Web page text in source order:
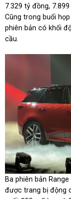
7.329 tỷ đồng,
Cũng trong buổi
phiên bản có khối
cầu.
Ba phiên bản
được trang bị động